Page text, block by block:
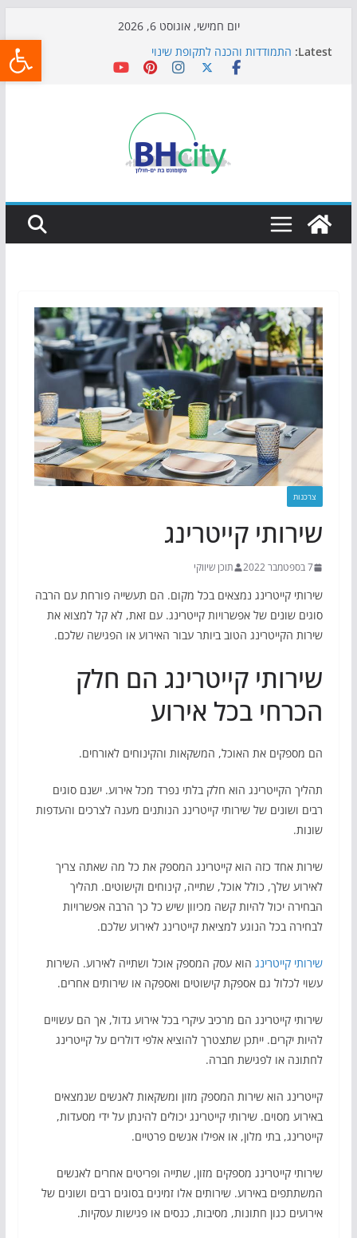
יום חמישי, אוגוסט 6, 2026
Latest: התמודדות והכנה לתקופת שינוי
אי ההרפתקאות ממשיך לכבוש את הגינות: מאות משפחות
כדורגל באווירה מיוחדת: הקרנת גמר המונדיאל בטרמינל
הקיץ של בני הנוער בבת־ים: חוף הריביירה הופך למרחב
בטוח בשעות הערב
צרכנות
שירותי קייטרינג
7 בספטמבר 2022 תוכן שיווקי
שירותי קייטרינג נמצאים בכל מקום. הם תעשייה פורחת עם הרבה
סוגים שונים של אפשרויות קייטרינג. עם זאת, לא קל למצוא את
שירות הקייטרינג הטוב ביותר עבור האירוע או הפגישה שלכם.
שירותי קייטרינג הם חלק
הכרחי בכל אירוע
הם מספקים את האוכל, המשקאות והקינוחים לאורחים.
תהליך הקייטרינג הוא חלק בלתי נפרד מכל אירוע. ישנם סוגים
רבים ושונים של שירותי קייטרינג הנותנים מענה לצרכים והעדפות
שונות.
שירות אחד כזה הוא קייטרינג המספק את כל מה שאתה צריך
לאירוע שלך, כולל אוכל, שתייה, קינוחים וקישוטים. תהליך
הבחירה יכול להיות קשה מכיוון שיש כל כך הרבה אפשרויות
לבחירה בכל הנוגע למציאת קייטרינג לאירוע שלכם.
שירותי קייטרינגהוא עסק המספק אוכל ושתייה לאירוע. השירות
עשוי לכלול גם אספקת קישוטים ואספקה או שירותים אחרים.
שירותי קייטרינג הם מרכיב עיקרי בכל אירוע גדול, אך הם עשויים
להיות יקרים. ייתכן שתצטרך להוציא אלפי דולרים על קייטרינג
לחתונה או לפגישת חברה.
קייטרינג הוא שירות המספק מזון ומשקאות לאנשים שנמצאים
באירוע מסוים. שירותי קייטרינג יכולים להינתן על ידי מסעדות,
קייטרינג, בתי מלון, או אפילו אנשים פרטיים.
שירותי קייטרינג מספקים מזון, שתייה ופריטים אחרים לאנשים
המשתתפים באירוע. שירותים אלו זמינים בסוגים רבים ושונים של
אירועים כגון חתונות, מסיבות, כנסים או פגישות עסקיות.